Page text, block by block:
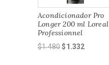
Acondicionador Pro
Longer 200 ml Loreal
Professionnel
$1.480El
$1.332